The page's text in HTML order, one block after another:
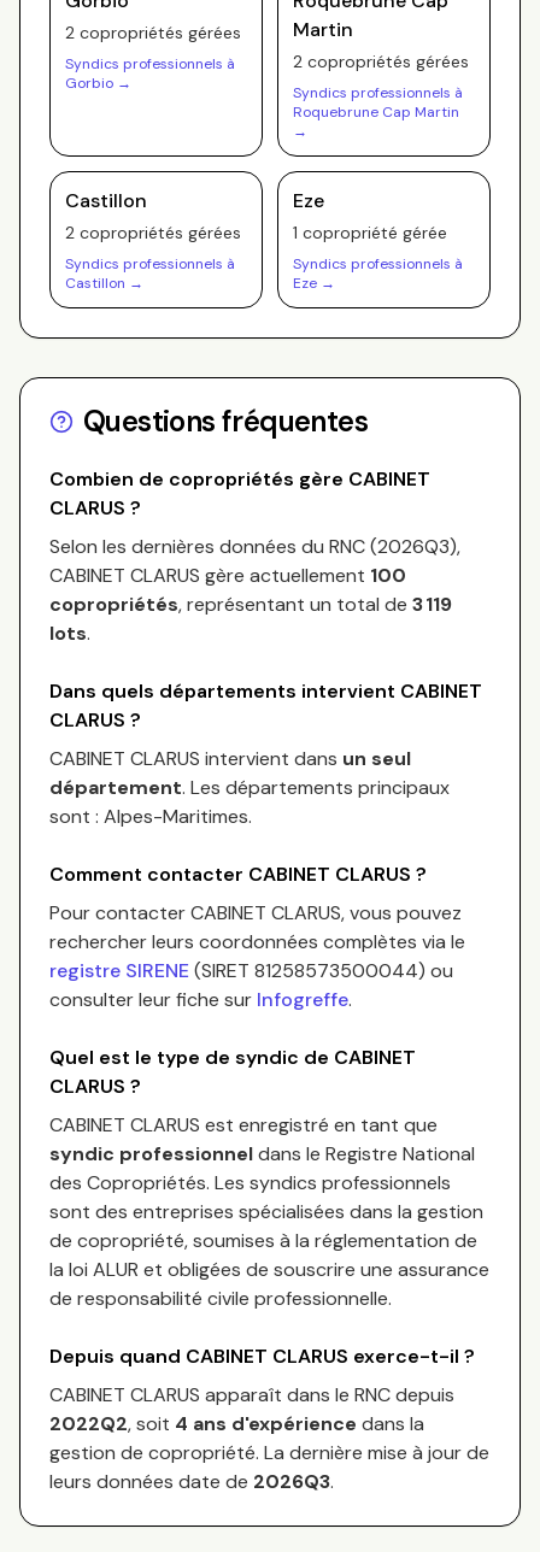
2 copropriétés gérées
Syndics professionnels à
Gorbio →
Martin
2 copropriétés gérées
Syndics professionnels à
Roquebrune Cap Martin
→
Castillon
2 copropriétés gérées
Syndics professionnels à
Castillon →
Eze
1 copropriété gérée
Syndics professionnels à
Eze →
Questions fréquentes
Combien de copropriétés gère CABINET
CLARUS ?
Selon les dernières données du RNC (2026Q3),
CABINET CLARUS gère actuellement 100
copropriétés, représentant un total de 3 119
lots.
Dans quels départements intervient CABINET
CLARUS ?
CABINET CLARUS intervient dans un seul
département. Les départements principaux
sont : Alpes-Maritimes.
Comment contacter CABINET CLARUS ?
Pour contacterCABINET CLARUS, vous pouvez
rechercher leurs coordonnées complètes via le
registre SIRENE (SIRET 81258573500044) ou
consulter leur fiche sur Infogreffe.
Quel est le type de syndic de CABINET
CLARUS ?
CABINET CLARUS est enregistré en tant que
syndic professionneldans le Registre National
des Copropriétés. Les syndics professionnels
sont des entreprises spécialisées dans la gestion
de copropriété, soumises à la réglementation de
la loi ALUR et obligées de souscrire une assurance
de responsabilité civile professionnelle.
Depuis quand CABINET CLARUS exerce-t-il ?
CABINET CLARUS apparaît dans le RNC depuis
2022Q2, soit 4 ans d'expérience dans la
gestion de copropriété. La dernière mise à jour de
leurs données date de 2026Q3.